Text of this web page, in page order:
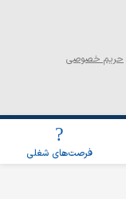
حریم خصوصی
فرصت‌های شغلی